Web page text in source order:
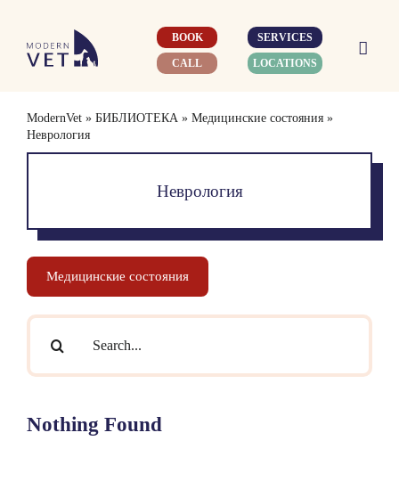
content
BOOK
CALL
SERVICES
LOCATIONS
ModernVet» БИБЛИОТЕКА» Медицинские состояния»
Неврология
Неврология
Медицинские состояния
Search
for:
Nothing Found